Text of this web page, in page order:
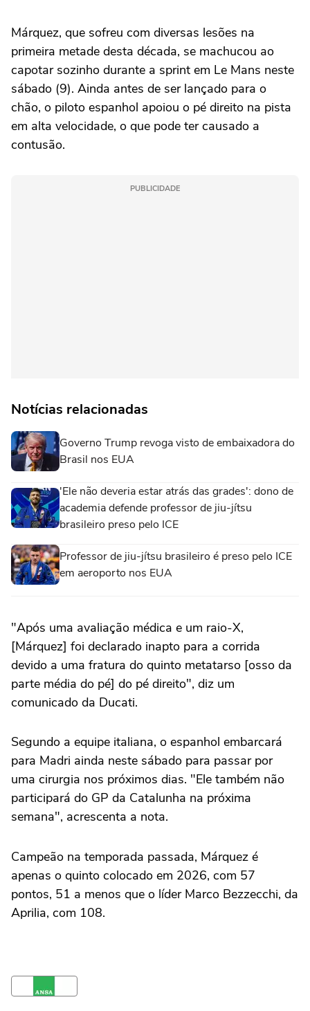
Márquez, que sofreu com diversas lesões na
primeira metade desta década, se machucou ao
capotar sozinho durante a sprint em Le Mans neste
sábado (9). Ainda antes de ser lançado para o
chão, o piloto espanhol apoiou o pé direito na pista
em alta velocidade, o que pode ter causado a
contusão.
PUBLICIDADE
Notícias relacionadas
Governo Trump revoga visto de embaixadora do
Brasil nos EUA
'Ele não deveria estar atrás das grades': dono de
academia defende professor de jiu-jítsu
brasileiro preso pelo ICE
Professor de jiu-jítsu brasileiro é preso pelo ICE
em aeroporto nos EUA
"Após uma avaliação médica e um raio-X,
[Márquez] foi declarado inapto para a corrida
devido a uma fratura do quinto metatarso [osso da
parte média do pé] do pé direito", diz um
comunicado da Ducati.
Segundo a equipe italiana, o espanhol embarcará
para Madri ainda neste sábado para passar por
uma cirurgia nos próximos dias. "Ele também não
participará do GP da Catalunha na próxima
semana", acrescenta a nota.
Campeão na temporada passada, Márquez é
apenas o quinto colocado em 2026, com 57
pontos, 51 a menos que o líder Marco Bezzecchi, da
Aprilia, com 108.